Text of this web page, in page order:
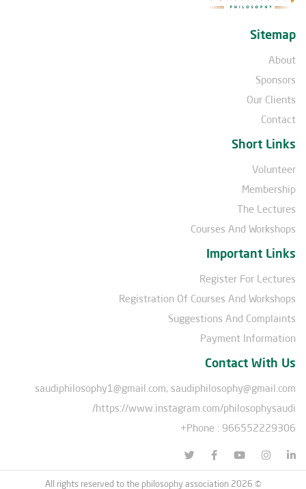
Sitemap
About
Sponsors
Our Clients
Contact
Short Links
Volunteer
Membership
The Lectures
Courses And Workshops
Important Links
Register For Lectures
Registration Of Courses And Workshops
Suggestions And Complaints
Payment Information
Contact With Us
saudiphilosophy1@gmail.com, saudiphilosophy@gmail.com
https://www.instagram.com/philosophysaudi/
Phone : 966552229306+
© All rights reserved to the philosophy association 2026